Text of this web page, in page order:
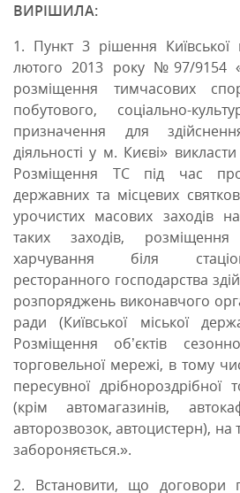
ВИРІШИЛА:
1. Пункт 3 рішення Київської
лютого 2013 року №97/9154
розміщення тимчасових
побутового, соціально-
призначення для
діяльності у м. Києві»
Розміщення ТС під час
державних та місцевих
урочистих масових заходів
таких заходів,
харчування біля
ресторанного господарства
розпоряджень виконавчого
ради (Київської міської
Розміщення об’єктів
торговельної мережі, в тому
пересувної дрібнороздрібної
(крім автомагазинів,
авторозвозок, автоцистерн), на
забороняється.».
2. Встановити, що договори